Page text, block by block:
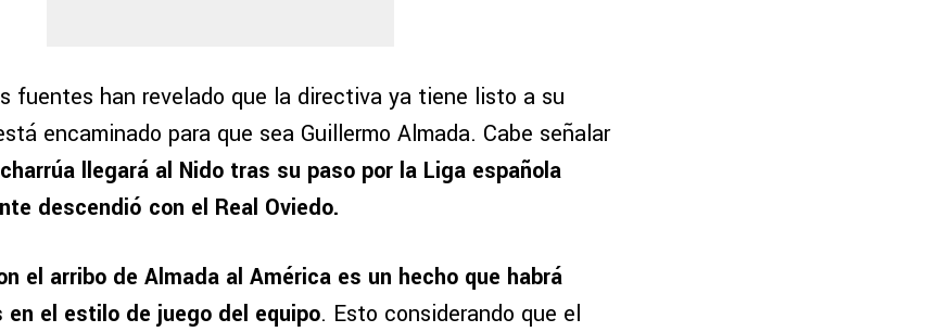
fuentes han revelado que la directiva ya tiene listo a su
encaminado para que sea Guillermo Almada. Cabe señalar
llegará al Nido tras su paso por la Liga española
descendió con el Real Oviedo.
el arribo de Almada al América es un hecho que habrá
el estilo de juego del equipo. Esto considerando que el